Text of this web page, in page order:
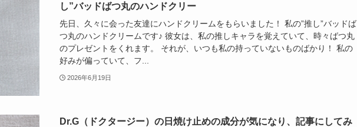
し”バッドばつ丸のハンドクリー
先日、久々に会った友達にハンドクリームをもらいました！ 私の”推し”バッドば
つ丸のハンドクリームです♪ 彼女は、私の推しキャラを覚えていて、時々ばつ丸
のプレゼントをくれます。 それが、いつも私の持っていないものばかり！ 私の
好みが偏っていて、フ...
2026年6月19日
Dr.G（ドクタージー）の日焼け止めの成分が気になり、記事にしてみ